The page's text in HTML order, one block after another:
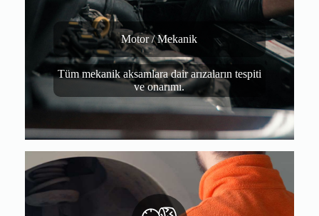
Motor / Mekanik
Tüm mekanik aksamlara dair arızaların tespiti
ve onarımı.